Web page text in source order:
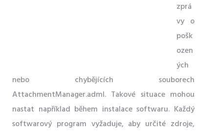
zprá
vy o
pošk
ozen
ých
nebo chybějících souborech
AttachmentManager.adml. Takové situace mohou
nastat například během instalace softwaru. Každý
softwarový program vyžaduje, aby určité zdroje,